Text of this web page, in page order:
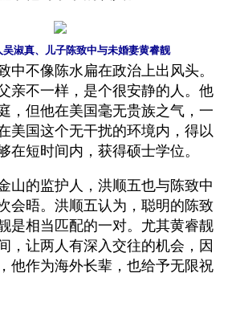
吴淑真、儿子陈致中与未婚妻黄睿靓
中不像陈水扁在政治上出风头。
亲不一样，是个很安静的人。他
，但他在美国毫无贵族之气，一
美国这个无干扰的环境内，得以
在短时间内，获得硕士学位。
山的监护人，洪顺五也与陈致中
会晤。洪顺五认为，聪明的陈致
是相当匹配的一对。尤其黄睿靓
，让两人有深入交往的机会，因
他作为海外长辈，也给予无限祝